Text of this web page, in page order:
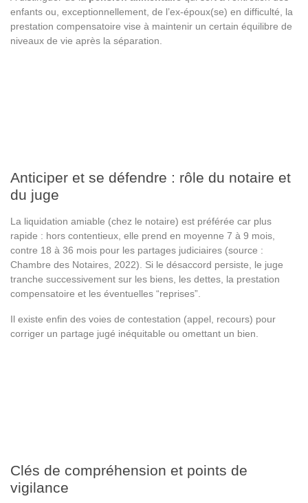
enfants ou, exceptionnellement, de l’ex-époux(se) en difficulté, la
prestation compensatoire vise à maintenir un certain équilibre de
niveaux de vie après la séparation.
Anticiper et se défendre : rôle du notaire et
du juge
La liquidation amiable (chez le notaire) est préférée car plus
rapide : hors contentieux, elle prend en moyenne 7 à 9 mois,
contre 18 à 36 mois pour les partages judiciaires (source :
Chambre des Notaires, 2022). Si le désaccord persiste, le juge
tranche successivement sur les biens, les dettes, la prestation
compensatoire et les éventuelles “reprises”.
Il existe enfin des voies de contestation (appel, recours) pour
corriger un partage jugé inéquitable ou omettant un bien.
Clés de compréhension et points de
vigilance